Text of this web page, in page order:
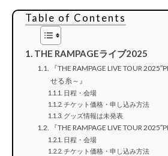
Table of Contents
THE RAMPAGEライブ2025
『THE RAMPAGE LIVE TOUR
せる糸～』
日程・会場
チケット価格・申し込み方法
グッズ情報は未発表
『THE RAMPAGE LIVE TOUR
日程・会場
チケット価格・申し込み方法